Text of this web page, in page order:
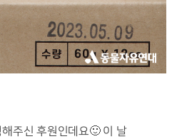
주신 후원인데요🙂 이 날